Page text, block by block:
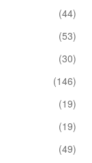
(44)
(53)
(30)
(146)
(19)
(19)
(49)